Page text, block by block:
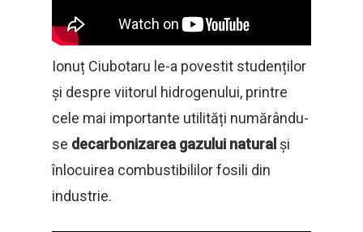
Ionuț Ciubotaru le-a povestit studenților
și despre viitorul hidrogenului, printre
cele mai importante utilități numărându-
se decarbonizarea gazului natural și
înlocuirea combustibililor fosili din
industrie.